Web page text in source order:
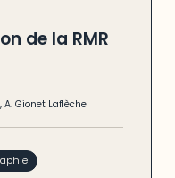
de la RMR
,A. Gionet Laflèche